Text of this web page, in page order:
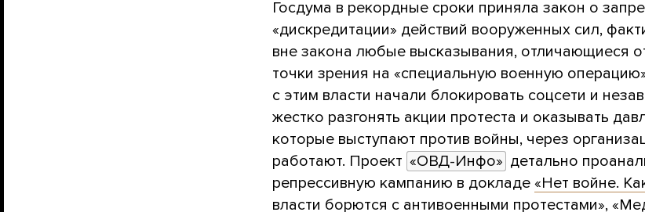
Госдума в рекордные сроки приняла закон о
«дискредитации» действий вооруженных сил,
вне закона любые высказывания, отличающиеся
точки зрения на «специальную военную
с этим власти начали блокировать соцсети и
жестко разгонять акции протеста и оказывать
которые выступают против войны, через
работают. Проект «ОВД-Инфо» детально
репрессивную кампанию в докладе «Нет войне.
власти борются с антивоенными протестами»,